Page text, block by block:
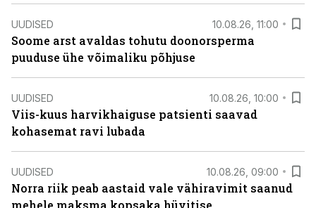
UUDISED 10.08.26, 11:00
Soome arst avaldas tohutu doonorsperma
puuduse ühe võimaliku põhjuse
UUDISED 10.08.26, 10:00
Viis-kuus harvikhaiguse patsienti saavad
kohasemat ravi lubada
UUDISED 10.08.26, 09:00
Norra riik peab aastaid vale vähiravimit saanud
mehele maksma kopsaka hüvitise